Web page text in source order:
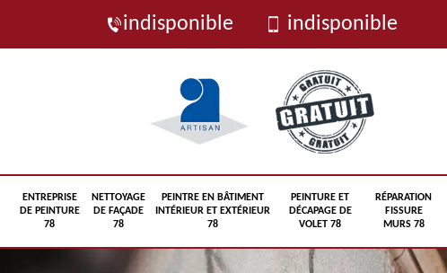
indisponible indisponible
ENTREPRISE
DE PEINTURE
78
NETTOYAGE
DE FAÇADE
78
PEINTRE EN BÂTIMENT
INTÉRIEUR ET EXTÉRIEUR
78
PEINTURE ET
DÉCAPAGE DE
VOLET 78
RÉPARATION
FISSURE
MURS 78